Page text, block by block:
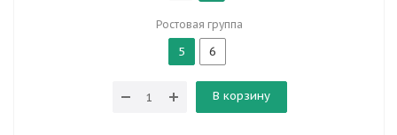
Ростовая группа
5 6
В корзину